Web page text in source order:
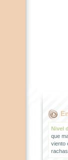
Nivel
que
viento